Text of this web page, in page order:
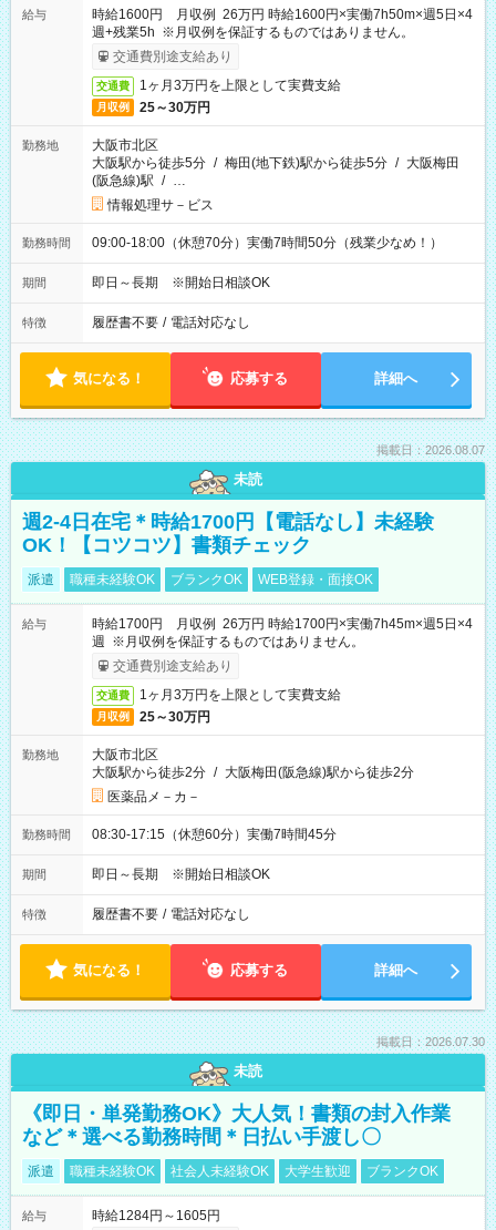
給与
時給1600円 月収例 26万円 時給1600円×実働7h50m×週5日×4
週+残業5h ※月収例を保証するものではありません。
交通費別途支給あり
交通費 1ヶ月3万円を上限として実費支給
月収例 25～30万円
勤務地
大阪市北区
大阪駅から徒歩5分 / 梅田(地下鉄)駅から徒歩5分 / 大阪梅田
(阪急線)駅 / …
情報処理サ－ビス
勤務時間 09:00-18:00（休憩70分）実働7時間50分（残業少なめ！）
期間 即日～長期 ※開始日相談OK
特徴 履歴書不要 / 電話対応なし
気になる！ 応募する 詳細へ
掲載日：2026.08.07
未読
週2-4日在宅＊時給1700円【電話なし】未経験
OK！【コツコツ】書類チェック
派遣 職種未経験OK ブランクOK WEB登録・面接OK
給与
時給1700円 月収例 26万円 時給1700円×実働7h45m×週5日×4
週 ※月収例を保証するものではありません。
交通費別途支給あり
交通費 1ヶ月3万円を上限として実費支給
月収例 25～30万円
勤務地
大阪市北区
大阪駅から徒歩2分 / 大阪梅田(阪急線)駅から徒歩2分
医薬品メ－カ－
勤務時間 08:30-17:15（休憩60分）実働7時間45分
期間 即日～長期 ※開始日相談OK
特徴 履歴書不要 / 電話対応なし
気になる！ 応募する 詳細へ
掲載日：2026.07.30
未読
《即日・単発勤務OK》大人気！書類の封入作業
など＊選べる勤務時間＊日払い手渡し〇
派遣 職種未経験OK 社会人未経験OK 大学生歓迎 ブランクOK
給与
時給1284円～1605円